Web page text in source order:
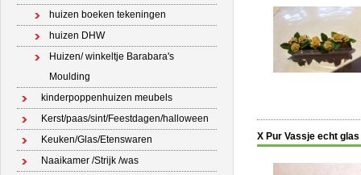
huizen boeken tekeningen
huizen DHW
Huizen/ winkeltje Barabara's
Moulding
kinderpoppenhuizen meubels
Kerst/paas/sint/Feestdagen/halloween
Keuken/Glas/Etenswaren
Naaikamer /Strijk /was
X Pur Vassje echt glas